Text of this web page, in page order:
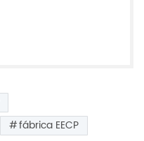
fábrica EECP